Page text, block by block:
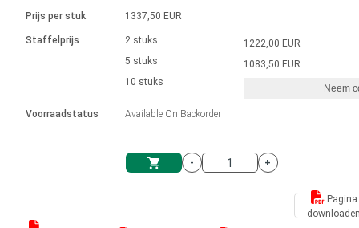
Eenheidssysteem
Solenoïden
driver
Ø 28-42| 1-1400 rpm | <= 290Ncm
Borstelloze DC-motordrivers
Borstel DC-motordrivers DPWM-
Stappenmotor drivers
Synchroon-asynchroon | voor 1-4 aandrijvingen
Besturingskasten
Synchroon-asynchroon | voor 1-4 aandrijvingen
Français (EUR)
Prijs per stuk
Staffelprijs
Voorraadstatus
1337,50 EUR
2 stuks
5 stuks
10 stuks
Available On Backorder
1222,00 EUR
1083,50 EUR
Neem
- +
Pagina